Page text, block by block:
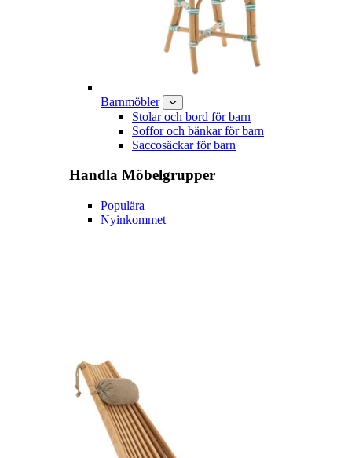
Barnmöbler
Stolar och bord för barn
Soffor och bänkar för barn
Saccosäckar för barn
Handla Möbelgrupper
Populära
Nyinkommet